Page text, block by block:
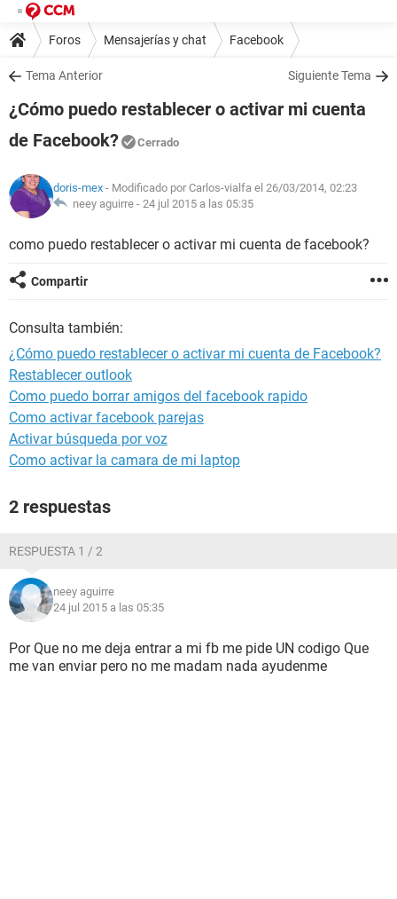
Foros Mensajerías y chat Facebook
Tema Anterior Siguiente Tema
¿Cómo puedo restablecer o activar mi cuenta
de Facebook?
Cerrado
doris-mex - Modificado por Carlos-vialfa el 26/03/2014, 02:23
neey aguirre - 24 jul 2015 a las 05:35
como puedo restablecer o activar mi cuenta de facebook?
Compartir
Consulta también:
¿Cómo puedo restablecer o activar mi cuenta de Facebook?
Restablecer outlook
Como puedo borrar amigos del facebook rapido
Como activar facebook parejas
Activar búsqueda por voz
Como activar la camara de mi laptop
2 respuestas
RESPUESTA 1 / 2
neey aguirre
24 jul 2015 a las 05:35
Por Que no me deja entrar a mi fb me pide UN codigo Que
me van enviar pero no me madam nada ayudenme